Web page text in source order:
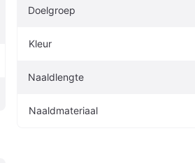
Doelgroep
Kleur
Naaldlengte
Naaldmateriaal